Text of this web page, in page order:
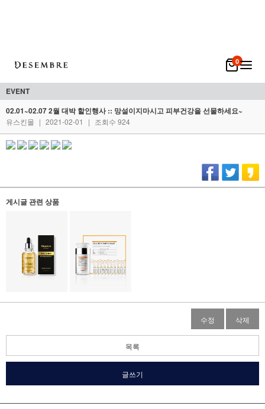
0
EVENT
02.01~02.07 2월 대박 할인행사 :: 망설이지마시고 피부건강을 선물하세요~
유스킨몰 | 2021-02-01 | 조회수 924
게시글 관련 상품
수정 삭제
목록
글쓰기